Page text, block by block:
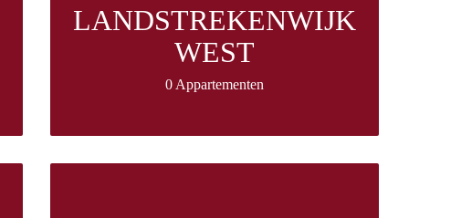
LANDSTREKENWIJK
WEST
0 Appartementen